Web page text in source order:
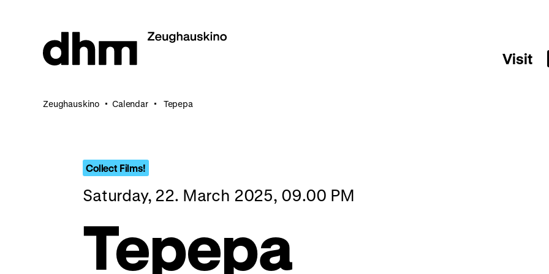
Visit
Zeughauskino Calendar Tepepa
Collect Films!
Saturday, 22. March 2025, 09.00 PM
Tepepa